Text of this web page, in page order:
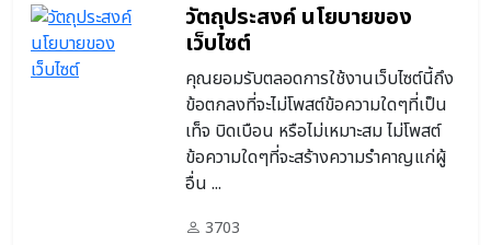
วัตถุประสงค์ นโยบายของ
เว็บไซต์
คุณยอมรับตลอดการใช้งานเว็บไซต์นี้ถึง
ข้อตกลงที่จะไม่โพสต์ข้อความใดๆที่เป็น
เท็จ บิดเบือน หรือไม่เหมาะสม ไม่โพสต์
ข้อความใดๆที่จะสร้างความรำคาญแก่ผู้
อื่น ...
3703